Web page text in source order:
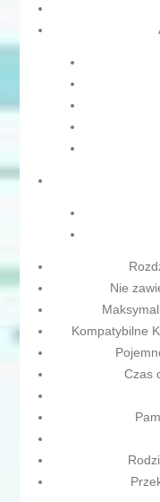
Nie
Kompatybilne
Czas